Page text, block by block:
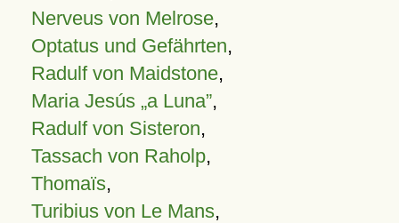
Nerveus von Melrose,
Optatus und Gefährten,
Radulf von Maidstone,
Maria Jesús „a Luna”,
Radulf von Sisteron,
Tassach von Raholp,
Thomaïs,
Turibius von Le Mans,